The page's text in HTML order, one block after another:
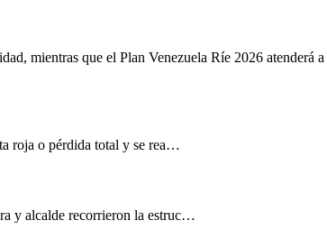
mientras que el Plan Venezuela Ríe 2026 atenderá a
roja o pérdida total y se rea…
y alcalde recorrieron la estruc…